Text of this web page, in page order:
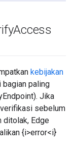
Access
kebijakan
bagian paling
Jika
sebelum
ditolak, Edge
{i>error<i}